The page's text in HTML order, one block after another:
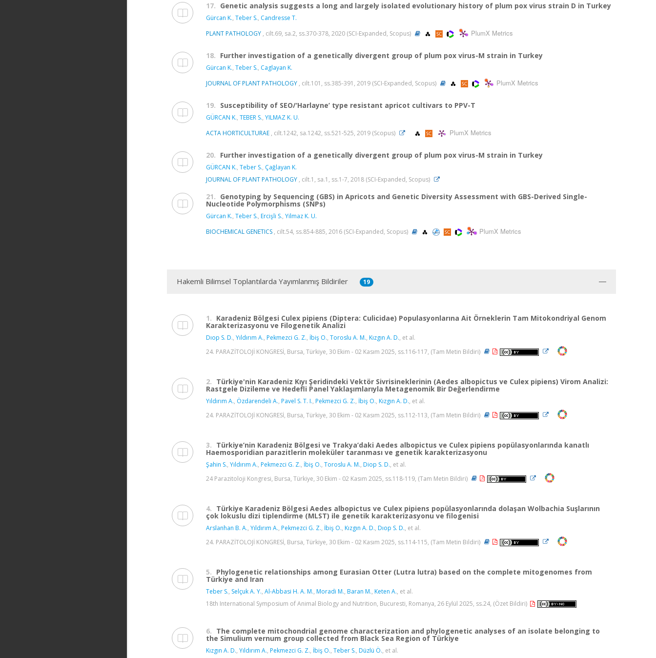
17. Genetic analysis suggests a long and largely isolated evolutionary history of plum pox virus strain D in Turkey
Gürcan K., Teber S., Candresse T.
PLANT PATHOLOGY , cilt.69, sa.2, ss.370-378, 2020 (SCI-Expanded, Scopus) PlumX Metrics
18. Further investigation of a genetically divergent group of plum pox virus-M strain in Turkey
Gürcan K., Teber S., Caglayan K.
JOURNAL OF PLANT PATHOLOGY , cilt.101, ss.385-391, 2019 (SCI-Expanded, Scopus) PlumX Metrics
19. Susceptibility of SEO/‘Harlayne’ type resistant apricot cultivars to PPV-T
GÜRCAN K., TEBER S., YILMAZ K. U.
ACTA HORTICULTURAE , cilt.1242, sa.1242, ss.521-525, 2019 (Scopus) PlumX Metrics
20. Further investigation of a genetically divergent group of plum pox virus-M strain in Turkey
GÜRCAN K., Teber S., Çağlayan K.
JOURNAL OF PLANT PATHOLOGY , cilt.1, sa.1, ss.1-7, 2018 (SCI-Expanded, Scopus)
21. Genotyping by Sequencing (GBS) in Apricots and Genetic Diversity Assessment with GBS-Derived Single-
Nucleotide Polymorphisms (SNPs)
Gürcan K., Teber S., Ercişli S., Yilmaz K. U.
BIOCHEMICAL GENETICS , cilt.54, ss.854-885, 2016 (SCI-Expanded, Scopus) PlumX Metrics
Hakemli Bilimsel Toplantılarda Yayımlanmış Bildiriler 19
1. Karadeniz Bölgesi Culex pipiens (Diptera: Culicidae) Populasyonlarına Ait Örneklerin Tam Mitokondriyal Genom
Karakterizasyonu ve Filogenetik Analizi
Dıop S. D., Yıldırım A., Pekmezci G. Z., İbiş O., Toroslu A. M., Kızgın A. D., et al.
24. PARAZİTOLOJİ KONGRESİ, Bursa, Türkiye, 30 Ekim - 02 Kasım 2025, ss.116-117, (Tam Metin Bildiri)
2. Türkiye'nin Karadeniz Kıyı Şeridindeki Vektör Sivrisineklerinin (Aedes albopictus ve Culex pipiens) Virom Analizi:
Rastgele Dizileme ve Hedefli Panel Yaklaşımlarıyla Metagenomik Bir Değerlendirme
Yıldırım A., Özdarendeli A., Pavel S. T. I., Pekmezci G. Z., İbiş O., Kızgın A. D., et al.
24. PARAZİTOLOJİ KONGRESİ, Bursa, Türkiye, 30 Ekim - 02 Kasım 2025, ss.112-113, (Tam Metin Bildiri)
3. Türkiye’nin Karadeniz Bölgesi ve Trakya’daki Aedes albopictus ve Culex pipiens popülasyonlarında kanatlı
Haemosporidian parazitlerin moleküler taranması ve genetik karakterizasyonu
Şahin S., Yıldırım A., Pekmezci G. Z., İbiş O., Toroslu A. M., Diop S. D., et al.
24 Parazitoloji Kongresi, Bursa, Türkiye, 30 Ekim - 02 Kasım 2025, ss.118-119, (Tam Metin Bildiri)
4. Türkiye Karadeniz Bölgesi Aedes albopictus ve Culex pipiens popülasyonlarında dolaşan Wolbachia Suşlarının
çok lokuslu dizi tiplendirme (MLST) ile genetik karakterizasyonu ve filogenisi
Arslanhan B. A., Yıldırım A., Pekmezci G. Z., İbiş O., Kızgın A. D., Dıop S. D., et al.
24. PARAZİTOLOJİ KONGRESİ, Bursa, Türkiye, 30 Ekim - 02 Kasım 2025, ss.114-115, (Tam Metin Bildiri)
5. Phylogenetic relationships among Eurasian Otter (Lutra lutra) based on the complete mitogenomes from
Türkiye and Iran
Teber S., Selçuk A. Y., Al-Abbasi H. A. M., Moradi M., Baran M., Keten A., et al.
18th International Symposium of Animal Biology and Nutrition, Bucuresti, Romanya, 26 Eylül 2025, ss.24, (Özet Bildiri)
6. The complete mitochondrial genome characterization and phylogenetic analyses of an isolate belonging to
the Simulium vernum group collected from Black Sea Region of Türkiye
Kızgın A. D., Yıldırım A., Pekmezci G. Z., İbiş O., Teber S., Düzlü Ö., et al.